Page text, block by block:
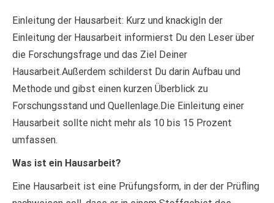
Einleitung der Hausarbeit: Kurz und knackigIn der
Einleitung der Hausarbeit informierst Du den Leser über
die Forschungsfrage und das Ziel Deiner
Hausarbeit.Außerdem schilderst Du darin Aufbau und
Methode und gibst einen kurzen Überblick zu
Forschungsstand und Quellenlage.Die Einleitung einer
Hausarbeit sollte nicht mehr als 10 bis 15 Prozent
umfassen.
Was ist ein Hausarbeit?
Eine Hausarbeit ist eine Prüfungsform, in der der Prüfling